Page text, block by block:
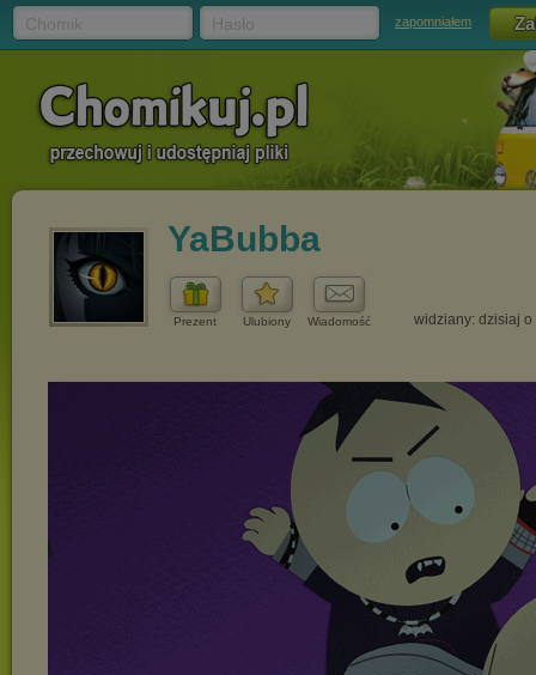
zapomniałem
YaBubba
Prezent Ulubiony Wiadomość widziany: dzisiaj o